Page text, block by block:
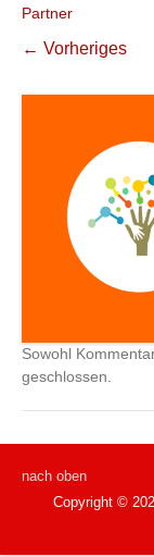
Partner
← Vorheriges
Sowohl
geschlossen.
nach oben
Copyright ©